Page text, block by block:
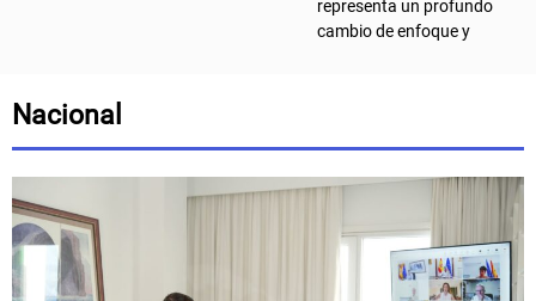
representa un profundo
cambio de enfoque y
Nacional